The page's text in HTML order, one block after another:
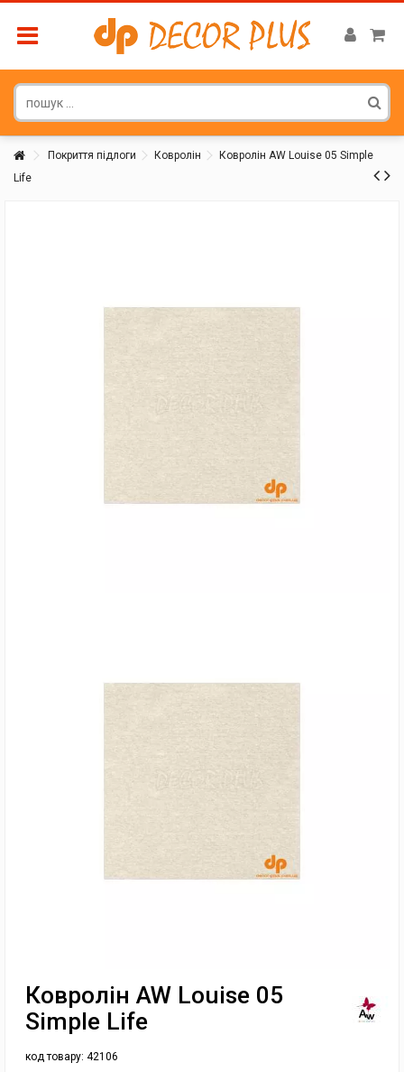
Покриття підлоги Ковролін
Ковролін AW Louise 05 Simple
Life
Ковролін AW Louise 05
Simple Life
код товару: 42106